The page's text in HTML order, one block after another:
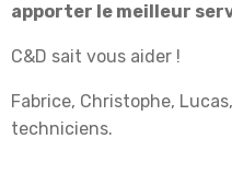
apporter le meilleur
C&D sait vous aider !
Fabrice, Christophe,
techniciens.